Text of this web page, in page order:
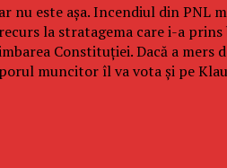
este așa. Incendiul din
la stratagema care i-a
Constituției. Dacă a mers
muncitor îl va vota și pe